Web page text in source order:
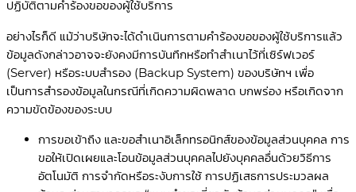
ปฏิบัติตามคำร้องขอของผู้ใช้บริการ
อย่างไรก็ดี แม้ว่าบริษัทจะได้ดำเนินการตามคำร้องขอของผู้ใช้บริการแล้ว
ข้อมูลดังกล่าวอาจจะยังคงมีการบันทึกหรือทำสำเนาไว้ที่เซิร์ฟเวอร์
(Server) หรือระบบสำรอง (Backup System) ของบริษัทฯ เพื่อ
เป็นการสำรองข้อมูลในกรณีที่เกิดความผิดพลาด บกพร่อง หรือเกิดจาก
ความขัดข้องของระบบ
การขอเข้าถึง และขอสำเนาอิเล็กทรอนิกส์ของข้อมูลส่วนบุคคล การ
ขอให้เปิดเผยและโอนข้อมูลส่วนบุคคลไปยังบุคคลอื่นด้วยวิธีการ
อัตโนมัติ การจำกัดหรือระงับการใช้ การปฏิเสธการประมวลผล